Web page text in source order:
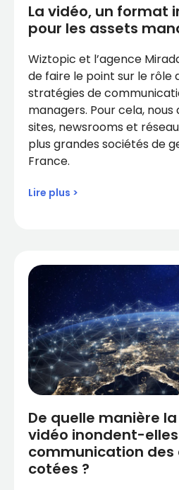
La vidéo, un format
pour les assets
Wiztopic et l’agence
de faire le point sur le rôle
stratégies de
managers. Pour cela, nous
sites, newsrooms et
plus grandes sociétés de
France.
Lire plus >
De quelle manière
vidéo inondent-
communication des
cotées ?